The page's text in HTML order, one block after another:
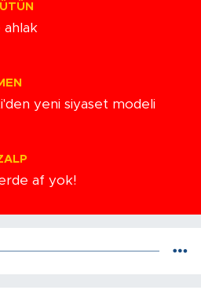
ahlak
yeni siyaset modeli
af yok!